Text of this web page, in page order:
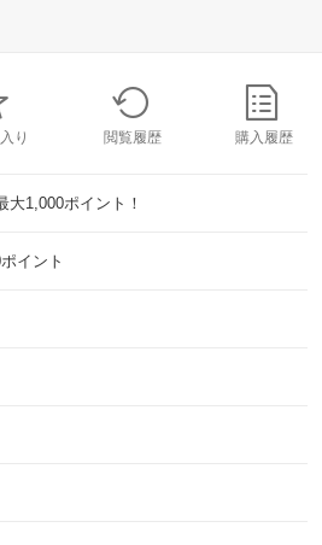
り 閲覧履歴 購入履歴
1,000ポイント！
イント